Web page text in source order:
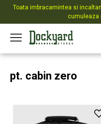
Toata imbracamintea si
cumuleaza
pt. cabin zero